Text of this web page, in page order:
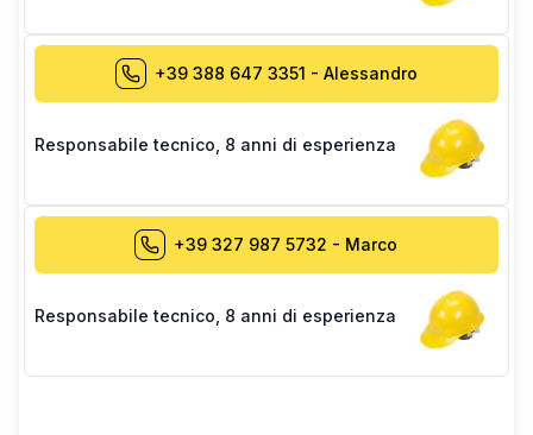
+39 388 647 3351 - Alessandro
Responsabile tecnico 8 anni di esperienza
+39 327 987 5732 - Marco
Responsabile tecnico 8 anni di esperienza